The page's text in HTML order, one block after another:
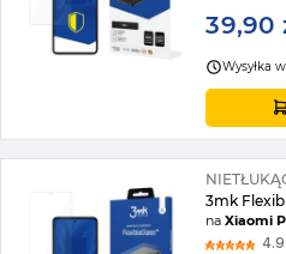
39,90
Wysyłka
3mk
naXiaomi